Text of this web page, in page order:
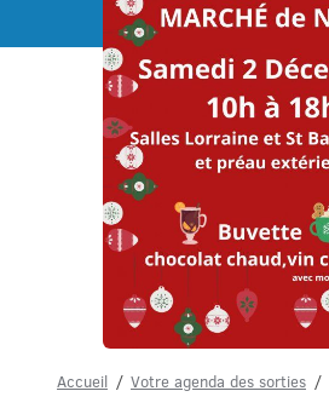
Menu
Accueil Votre agenda des sorties